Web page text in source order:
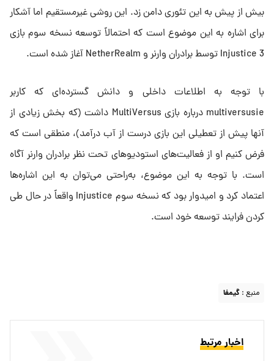
بیش از پیش به این تئوری دامن زد. این روشی غیرمستقیم اما آشکار
برای اشاره به این موضوع است که احتمالاً توسعه نسخه سوم بازی
Injustice 3 توسط برادران وارنر و NetherRealm آغاز شده است.
با توجه به اطلاعات داخلی و دانش گسترده‌ای که کاربر
multiversusie درباره بازی MultiVersus داشت (که بخش زیادی از
آنها پیش از تعطیلی این بازی درست از آب درآمد)، منطقی است که
فرض کنیم او از فعالیت‌های استودیوهای تحت نظر برادران وارنر آگاه
است. با توجه به این موضوع، به‌راحتی می‌توان به این اشاره‌ها
اعتماد کرد و امیدوار بود که نسخه سوم Injustice واقعاً در حال طی
کردن فرایند توسعه خود است.
منبع : گیمفا
اخبار مرتبط